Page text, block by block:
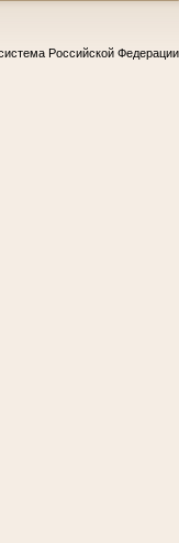
Российской